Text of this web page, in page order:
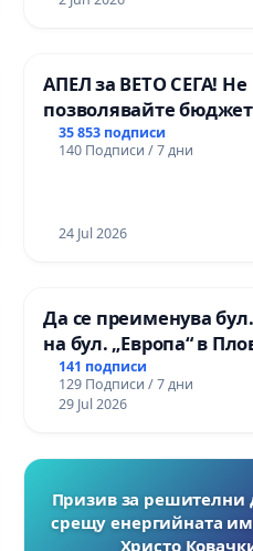
АПЕЛ за ВЕТО СЕГА! Не
позволявайте
Радев да открадне
правата ни в тъмното
35 853 подписи
140 Подписи / 7 дни
24 Jul 2026
Да се преименува бул.
на бул. „Европа“ в
141 подписи
129 Подписи / 7 дни
29 Jul 2026
Призив за решителни
срещу енергийната
Христо